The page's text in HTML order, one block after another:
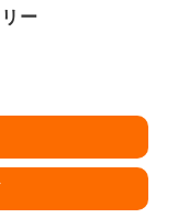
ー